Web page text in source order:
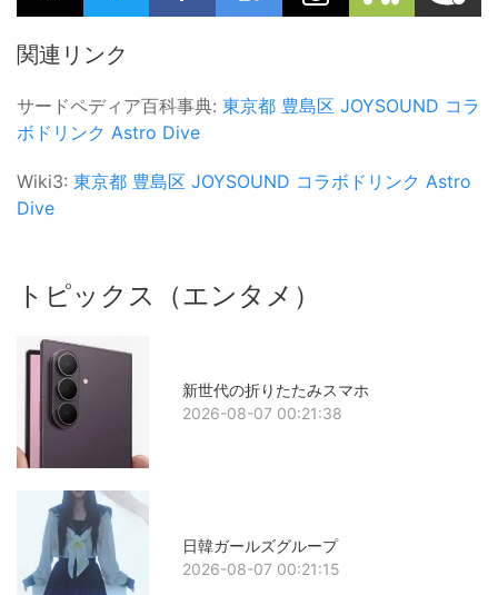
関連リンク
サードペディア百科事典: 東京都 豊島区 JOYSOUND コラ
ボドリンク Astro Dive
Wiki3: 東京都 豊島区 JOYSOUND コラボドリンク Astro
Dive
トピックス（エンタメ）
新世代の折りたたみスマホ
2026-08-07 00:21:38
日韓ガールズグループ
2026-08-07 00:21:15